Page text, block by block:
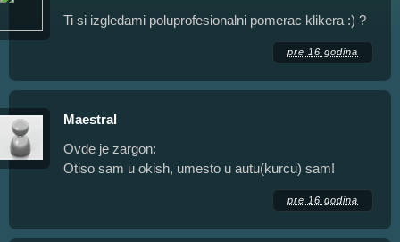
Ti si izgledami poluprofesionalni pomerac klikera :) ?
pre 16 godina
Maestral
Ovde je zargon:
Otiso sam u okish, umesto u autu(kurcu) sam!
pre 16 godina